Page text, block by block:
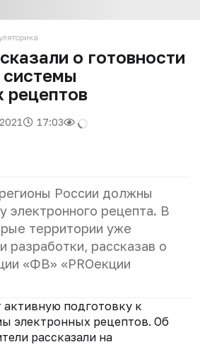
о готовности
рецептов
17:03
России должны
электронного рецепта. В
территории уже
разработки, рассказав о
«ФВ» «PROекции
подготовку к
электронных рецептов. Об
рассказали на